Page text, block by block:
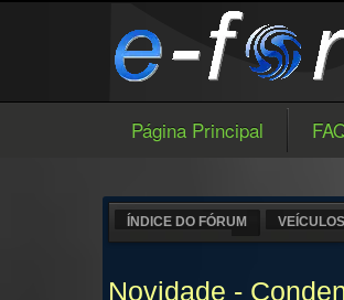
Página Principal
ÍNDICE DO FÓRUM
Novidade -